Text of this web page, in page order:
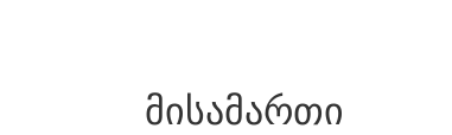
მისამართი